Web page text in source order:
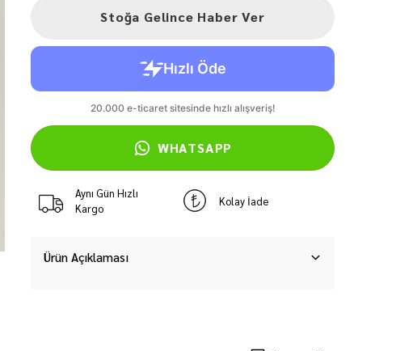
Stoğa Gelince Haber Ver
WHATSAPP
Aynı Gün Hızlı
Kargo
Kolay İade
Ürün Açıklaması